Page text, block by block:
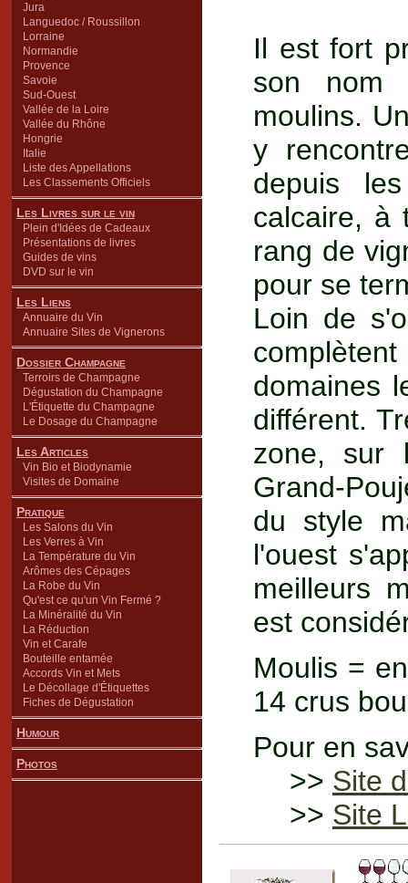
Jura
Languedoc / Roussillon
Lorraine
Normandie
Provence
Savoie
Sud-Ouest
Vallée de la Loire
Vallée du Rhône
Hongrie
Italie
Liste des Appellations
Les Classements Officiels
Les Livres sur le vin
Plein d'Idées de Cadeaux
Présentations de livres
Guides de vins
DVD sur le vin
Les Liens
Annuaire du Vin
Annuaire Sites de Vignerons
Dossier Champagne
Terroirs de Champagne
Dégustation du Champagne
L'Étiquette du Champagne
Le Dosage du Champagne
Les Articles
Vin Bio et Biodynamie
Visites de Domaine
Pratique
Les Salons du Vin
Les Verres à Vin
La Température du Vin
Arômes des Cépages
La Robe du Vin
Qu'est ce qu'un Vin Fermé ?
La Minéralité du Vin
La Réduction
Vin et Carafe
Bouteille entamée
Accords Vin et Mets
Le Décollage d'Étiquettes
Fiches de Dégustation
Humour
Photos
Il est fort
son nom
moulins.
y
depuis
calcaire, à
rang de
pour se
Loin de
domaines
différent.
zone, sur
Grand-
du style
l'ouest
meilleurs
est
Moulis =
14 crus
Pour en
>> Site
>> Site